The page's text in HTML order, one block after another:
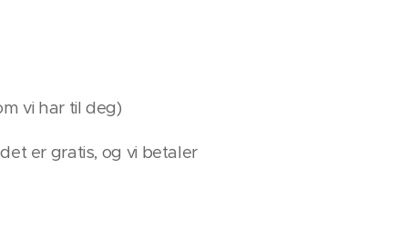
vi har til deg)
er gratis, og vi betaler